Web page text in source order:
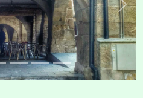
Next